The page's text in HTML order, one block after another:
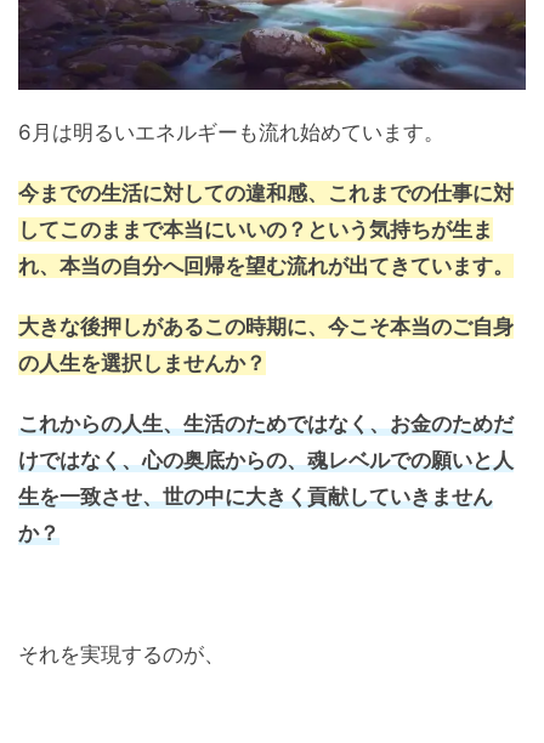
6月は明るいエネルギーも流れ始めています。
今までの生活に対しての違和感、これまでの仕事に対
してこのままで本当にいいの？という気持ちが生ま
れ、本当の自分へ回帰を望む流れが出てきています。
大きな後押しがあるこの時期に、今こそ本当のご自身
の人生を選択しませんか？
これからの人生、生活のためではなく、お金のためだ
けではなく、心の奥底からの、魂レベルでの願いと人
生を一致させ、世の中に大きく貢献していきません
か？
それを実現するのが、